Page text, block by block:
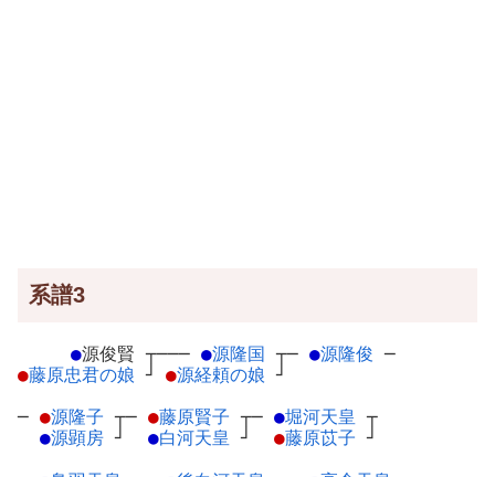
系譜3
●源俊賢 ┬
●藤原忠君の娘 ┘
─── ●源隆国
┬
●源経頼の娘 ┘
─ ●源隆俊 ─
─ ●源隆子 ┬
●源顕房 ┘
─ ●藤原賢子 ┬
●白河天皇 ┘
─ ●堀河天皇 ┬
●藤原苡子 ┘